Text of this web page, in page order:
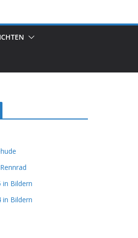
in Bildern
in Bildern